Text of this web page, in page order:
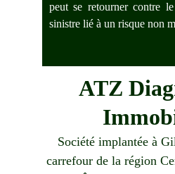
peut se retourner contre
sinistre lié à un risque non
ATZ
Société implantée à
carrefour de la région